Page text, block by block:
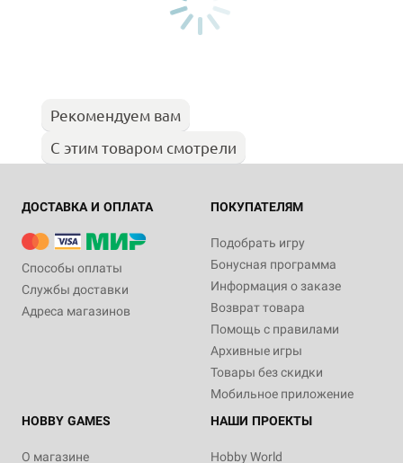
Рекомендуем вам
С этим товаром смотрели
ДОСТАВКА И ОПЛАТА
Способы оплаты
Службы доставки
Адреса магазинов
ПОКУПАТЕЛЯМ
Подобрать игру
Бонусная программа
Информация о заказе
Возврат товара
Помощь с правилами
Архивные игры
Товары без скидки
Мобильное приложение
HOBBY GAMES
О магазине
НАШИ ПРОЕКТЫ
Hobby World